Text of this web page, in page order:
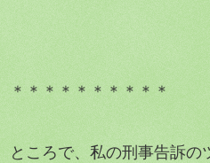
＊＊＊＊＊＊＊＊＊＊
ところで、私の刑事告訴の